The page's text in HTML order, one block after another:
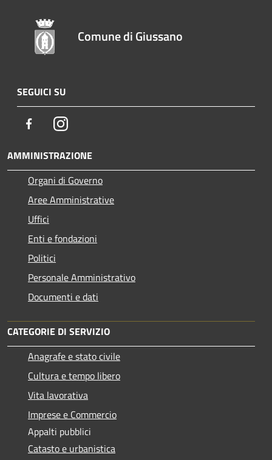
Comune di Giussano
SEGUICI SU
FacebookInstagram
AMMINISTRAZIONE
Organi di Governo
Aree Amministrative
Uffici
Enti e fondazioni
Politici
Personale Amministrativo
Documenti e dati
CATEGORIE DI SERVIZIO
Anagrafe e stato civile
Cultura e tempo libero
Vita lavorativa
Imprese e Commercio
Appalti pubblici
Catasto e urbanistica